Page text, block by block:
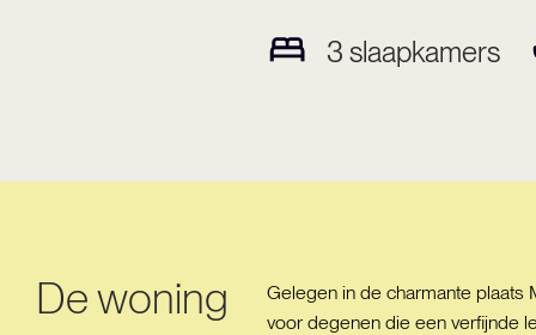
3 slaapkamers
De woning
Gelegen in de charmante plaats
voor degenen die een verfijnde